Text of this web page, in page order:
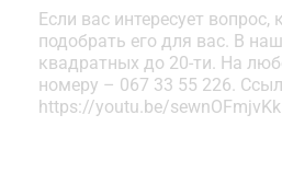
Если вас интересует
подобрать его для вас. В
квадратных до 20-ти. На
номеру – 067 33 55 226.
https://youtu.be/sewnOFmjvKk